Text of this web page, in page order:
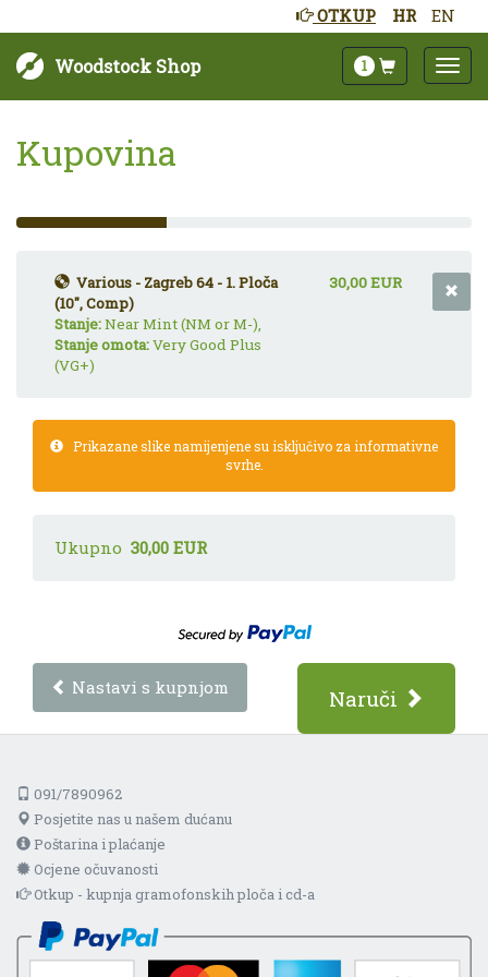
HR EN
OTKUP
Woodstock Shop 1
Kupovina
33%
Complete
Various - Zagreb 64 - 1. Ploča
(10", Comp)
Stanje:Near Mint (NM or M-),
Stanje omota:Very Good Plus
(VG+)
30,00 EUR
Prikazane slike namijenjene su isključivo za informativne
svrhe.
Ukupno 30,00 EUR
Nastavi s kupnjom Naruči
091/7890962
Posjetite nas u našem dućanu
Poštarina i plaćanje
Ocjene očuvanosti
Otkup - kupnja gramofonskih ploča i cd-a